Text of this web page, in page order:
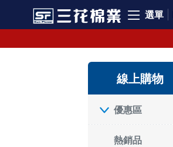
選單
線上購物
優惠區
熱銷品